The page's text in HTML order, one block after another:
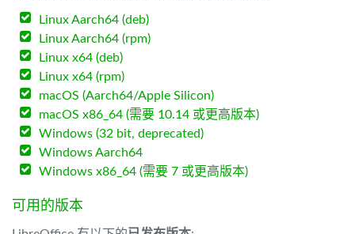
Linux Aarch64 (deb)
Linux Aarch64 (rpm)
Linux x64 (deb)
Linux x64 (rpm)
macOS (Aarch64/Apple Silicon)
macOS x86_64 (需要 10.14 或更高版本)
Windows (32 bit, deprecated)
Windows Aarch64
Windows x86_64 (需要 7 或更高版本)
可用的版本